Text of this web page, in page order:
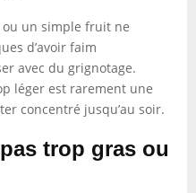
un simple fruit ne
d’avoir faim
avec du grignotage.
léger est rarement une
concentré jusqu’au soir.
trop gras ou